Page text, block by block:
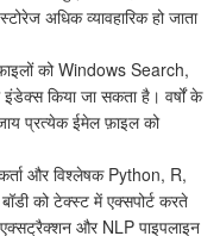
अधिक व्यावहारिक हो जाता
को Windows Search,
किया जा सकता है। वर्षों के
प्रत्येक ईमेल फ़ाइल को
और विश्लेषक Python, R,
को टेक्स्ट में एक्सपोर्ट करते
और NLP पाइपलाइन